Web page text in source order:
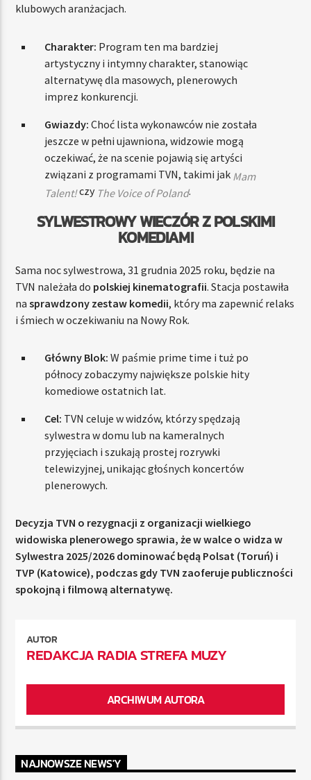
klubowych aranżacjach.
Charakter: Program ten ma bardziej
artystyczny i intymny charakter, stanowiąc
alternatywę dla masowych, plenerowych
imprez konkurencji.
Gwiazdy: Choć lista wykonawców nie została
jeszcze w pełni ujawniona, widzowie mogą
oczekiwać, że na scenie pojawią się artyści
związani z programami TVN, takimi jak Mam
Talent!czy The Voice of Poland.
SYLWESTROWY WIECZÓR Z POLSKIMI
KOMEDIAMI
Sama noc sylwestrowa, 31 grudnia 2025 roku, będzie na
TVN należała do polskiej kinematografii. Stacja postawiła
nasprawdzony zestaw komedii, który ma zapewnić relaks
i śmiech w oczekiwaniu na Nowy Rok.
Główny Blok: W paśmie prime time i tuż po
północy zobaczymy największe polskie hity
komediowe ostatnich lat.
Cel: TVN celuje w widzów, którzy spędzają
sylwestra w domu lub na kameralnych
przyjęciach i szukają prostej rozrywki
telewizyjnej, unikając głośnych koncertów
plenerowych.
Decyzja TVN o rezygnacji z organizacji wielkiego
widowiska plenerowego sprawia, że w walce o widza w
Sylwestra 2025/2026 dominować będą Polsat (Toruń) i
TVP (Katowice), podczas gdy TVN zaoferuje publiczności
spokojną i filmową alternatywę.
AUTOR
REDAKCJA RADIA STREFA MUZY
ARCHIWUM AUTORA
NAJNOWSZE NEWS'Y